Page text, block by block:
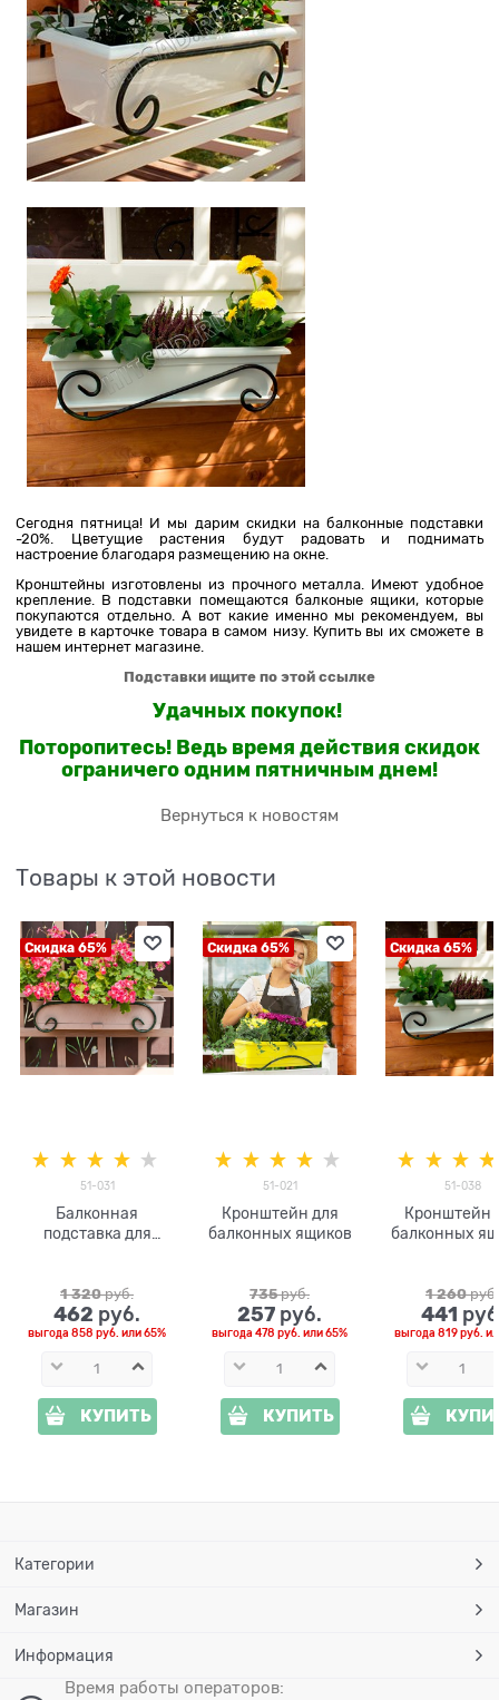
Сегодня пятница! И мы дарим скидки на балконные подставки
-20%. Цветущие растения будут радовать и поднимать
настроение благодаря размещению на окне.
Кронштейны изготовлены из прочного металла. Имеют удобное
крепление. В подставки помещаются балконые ящики, которые
покупаются отдельно. А вот какие именно мы рекомендуем, вы
увидете в карточке товара в самом низу. Купить вы их сможете в
нашем интернет магазине.
Подставки ищите по этой ссылке
Удачных покупок!
Поторопитесь! Ведь время действия скидок
ограничего одним пятничным днем!
Вернуться к новостям
Товары к этой новости
Скидка 65%
51-031
Балконная
подставка для
1 320 руб.
462 руб.
выгода 858 руб. или65%
КУПИТЬ
Скидка 65%
51-021
Кронштейн для
балконных ящиков
735 руб.
257 руб.
выгода 478 руб. или65%
КУПИТЬ
Скидка 65%
51-038
Кронштейн
балконных
1 260 руб.
441
выгода 819 руб.
Категории
Магазин
Информация
Время работы операторов: